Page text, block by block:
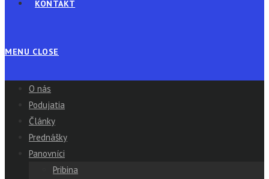
KONTAKT
MENU CLOSE
O nás
Podujatia
Články
Prednášky
Panovníci
Pribina